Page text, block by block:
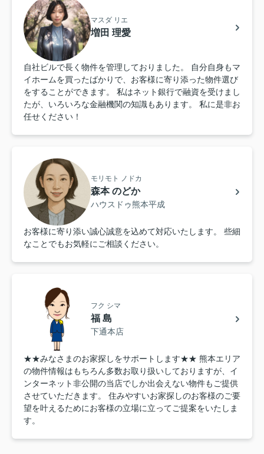
マスダ リエ
増田 理愛
自社ビルで長く物件を管理しておりました。 自分自身もマ
イホームを買ったばかりで、お客様に寄り添った物件選び
をすることができます。 私はネット銀行で融資を受けまし
たが、いろいろな金融機関の知識もあります。 私に是非お
任せください！
モリモト ノドカ
森本 のどか
ハウスドゥ熊本平成
お客様に寄り添い誠心誠意を込めて対応いたします。 些細
なことでもお気軽にご相談ください。
フク シマ
福 島
下通本店
★★みなさまのお家探しをサポートします★★ 熊本エリア
の物件情報はもちろん多数お取り扱いしておりますが、イ
ンターネット非公開の当店でしか出会えない物件もご提供
させていただきます。 住みやすいお家探しのお客様のご要
望を叶えるためにお客様の立場に立ってご提案をいたしま
す。